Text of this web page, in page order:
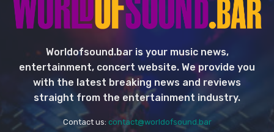
Worldofsound.bar is your music news,
entertainment, concert website. We provide you
with the latest breaking news and reviews
straight from the entertainment industry.
Contact us: contact@worldofsound.bar